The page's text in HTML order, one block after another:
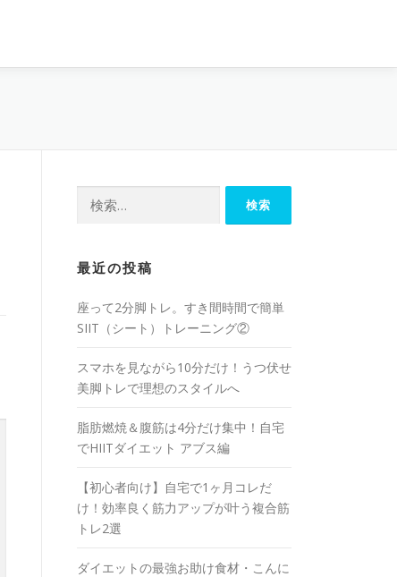
最近の投稿
座って2分脚トレ。すき間時間で簡単
SIIT（シート）トレーニング②
スマホを見ながら10分だけ！うつ伏せ
美脚トレで理想のスタイルへ
脂肪燃焼＆腹筋は4分だけ集中！自宅
でHIITダイエット アブス編
【初心者向け】自宅で1ヶ月コレだ
け！効率良く筋力アップが叶う複合筋
トレ2選
ダイエットの最強お助け食材・こんに